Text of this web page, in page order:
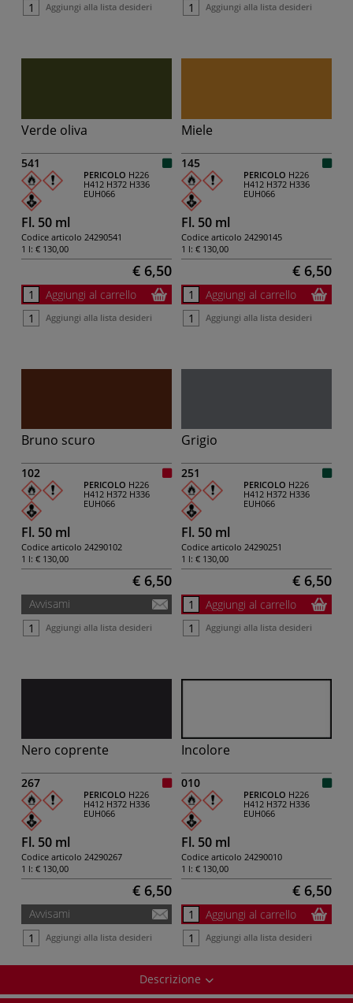
Aggiungi alla lista desideri Aggiungi alla lista desideri
Verde oliva
541
PERICOLO H226
H412 H372 H336
EUH066
Fl. 50 ml
Codice articolo 24290541
1 l: € 130,00
€ 6,50
Aggiungi al carrello
Aggiungi alla lista desideri
Miele
145
PERICOLO H226
H412 H372 H336
EUH066
Fl. 50 ml
Codice articolo 24290145
1 l: € 130,00
€ 6,50
Aggiungi al carrello
Aggiungi alla lista desideri
Bruno scuro
102
PERICOLO H226
H412 H372 H336
EUH066
Fl. 50 ml
Codice articolo 24290102
1 l: € 130,00
€ 6,50
Avvisami
Aggiungi alla lista desideri
Grigio
251
PERICOLO H226
H412 H372 H336
EUH066
Fl. 50 ml
Codice articolo 24290251
1 l: € 130,00
€ 6,50
Aggiungi al carrello
Aggiungi alla lista desideri
Nero coprente
267
PERICOLO H226
H412 H372 H336
EUH066
Fl. 50 ml
Codice articolo 24290267
1 l: € 130,00
€ 6,50
Avvisami
Aggiungi alla lista desideri
Incolore
010
PERICOLO H226
H412 H372 H336
EUH066
Fl. 50 ml
Codice articolo 24290010
1 l: € 130,00
€ 6,50
Aggiungi al carrello
Aggiungi alla lista desideri
Descrizione